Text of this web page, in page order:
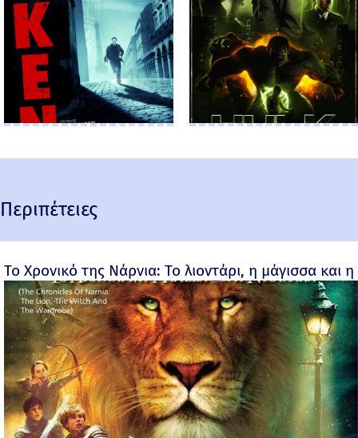
Περιπέτειες
Το Χρονικό της Νάρνια: Το λιοντάρι, η μάγισσα